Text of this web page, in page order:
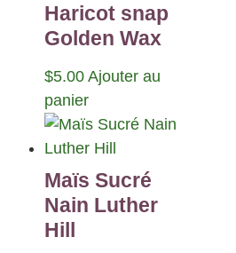
Haricot snap
Golden Wax
$5.00 Ajouter au
panier
Maïs Sucré
Nain Luther
Hill